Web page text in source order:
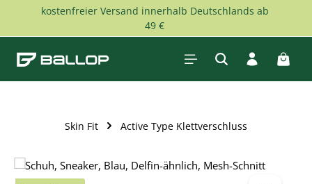
Zum Hauptinhalt springen
kostenfreier Versand innerhalb Deutschlands ab
49 €
Skin Fit Active Type Klettverschluss
Bildergalerie überspringen